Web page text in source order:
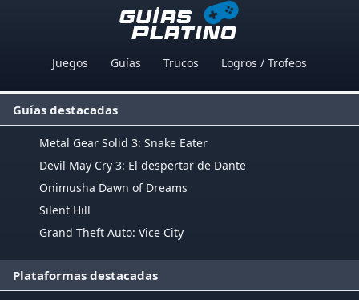
Juegos Guías Trucos Logros / Trofeos
Guías destacadas
Metal Gear Solid 3: Snake Eater
Devil May Cry 3: El despertar de Dante
Onimusha Dawn of Dreams
Silent Hill
Grand Theft Auto: Vice City
Plataformas destacadas